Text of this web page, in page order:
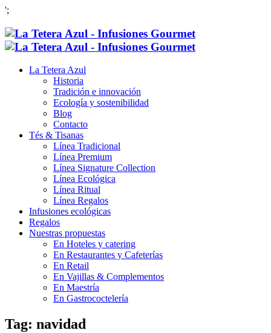
';
La Tetera Azul
Historia
Tradición e innovación
Ecología y sostenibilidad
Blog
Contacto
Tés & Tisanas
Línea Tradicional
Línea Premium
Línea Signature Collection
Línea Ecológica
Línea Ritual
Línea Regalos
Infusiones ecológicas
Regalos
Nuestras propuestas
En Hoteles y catering
En Restaurantes y Cafeterías
En Retail
En Vajillas & Complementos
En Maestría
En Gastrococtelería
Tag: navidad